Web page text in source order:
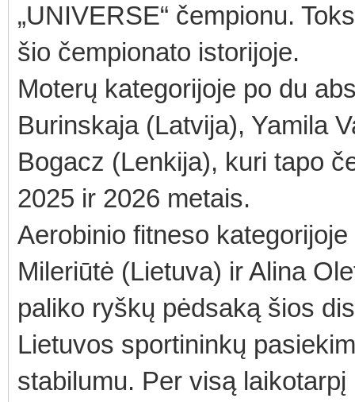
„UNIVERSE“ čempionu.
šio čempionato istorijoje.
Moterų kategorijoje po du
Burinskaja (Latvija), Yamila
Bogacz (Lenkija), kuri tapo
2025 ir 2026 metais.
Aerobinio fitneso
Mileriūtė (Lietuva) ir Alina
paliko ryškų pėdsaką šios
Lietuvos sportininkų
stabilumu. Per visą